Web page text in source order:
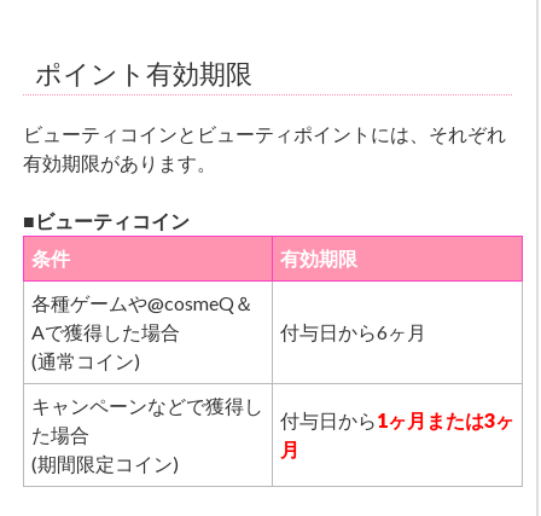
ポイント有効期限
ビューティコインとビューティポイントには、それぞれ
有効期限があります。
■ビューティコイン
条件
有効期限
各種ゲームや@cosmeQ＆
Aで獲得した場合
(通常コイン)
付与日から6ヶ月
キャンペーンなどで獲得し
た場合
(期間限定コイン)
付与日から1ヶ月または3ヶ
月